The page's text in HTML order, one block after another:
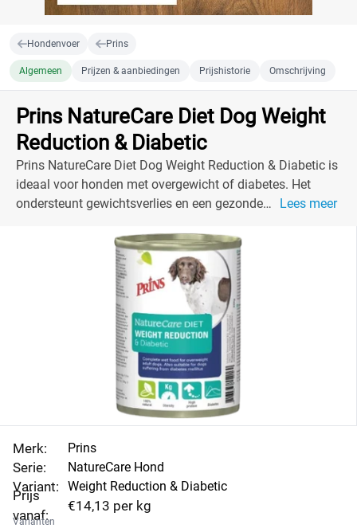
Hondenvoer Prins
Algemeen Prijzen & aanbiedingen Prijshistorie Omschrijving
Prins NatureCare Diet Dog Weight
Reduction & Diabetic
Prins NatureCare Diet Dog Weight Reduction & Diabetic is
ideaal voor honden met overgewicht of diabetes. Het
ondersteunt gewichtsverlies en een gezonde
Lees meer
Merk:
Serie:
Variant:
Prijs
vanaf:
Prins
NatureCare Hond
Weight Reduction & Diabetic
€14,13 per kg
Varianten